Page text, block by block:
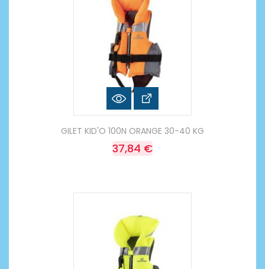
GILET KID'O 100N ORANGE 30-40 KG
37,84 €